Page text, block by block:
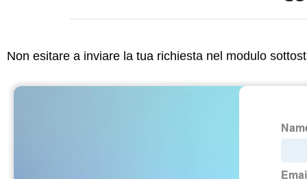
Non esitare a inviare la tua richiesta nel modulo